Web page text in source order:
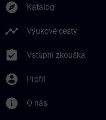
explore Katalog
timeline Výukové cesty
assignment_turned_in Vstupní zkouška
account_circle Profil
info O nás